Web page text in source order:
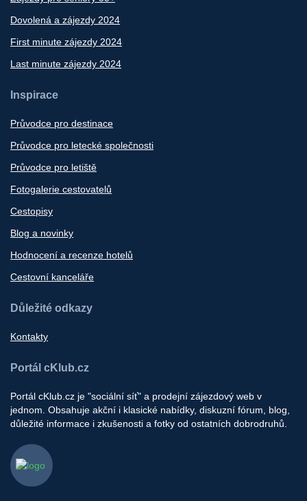
Dovolená a zájezdy 2024
First minute zájezdy 2024
Last minute zájezdy 2024
Inspirace
Průvodce pro destinace
Průvodce pro letecké společnosti
Průvodce pro letiště
Fotogalerie cestovatelů
Cestopisy
Blog a novinky
Hodnocení a recenze hotelů
Cestovní kanceláře
Důležité odkazy
Kontakty
Portál cKlub.cz
Portál cKlub.cz je "sociální síť" a prodejní zájezdový web v
jednom. Obsahuje akční i klasické nabídky, diskuzní fórum, blog,
důležité informace i zkušenosti a fotky od ostatních dobrodruhů.